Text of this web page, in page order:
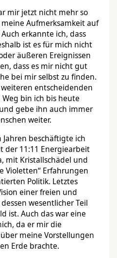
mir jetzt nicht mehr so
Aufmerksamkeit auf
erkannte ich, dass
ist es für mich nicht
äußeren Ereignissen
dass es mir nicht gut
bei mir selbst zu finden.
entscheidenden
Weg bin ich bis heute
gebe ihn auch immer
weiter.
beschäftigte ich
der 11:11 Energiearbeit
mit Kristallschädel und
Violetten“ Erfahrungen
Politik. Letztes
einer freien und
wesentlicher Teil
ist. Auch das war eine
da er mir die
meine Vorstellungen
Erde brachte.